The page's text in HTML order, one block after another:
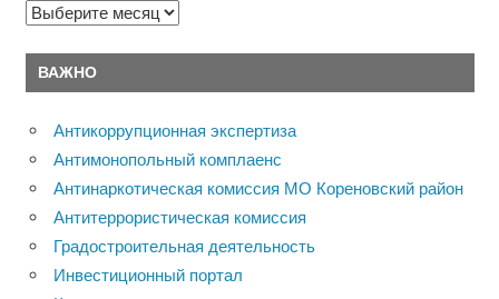
Архивы
ВАЖНО
Антикоррупционная экспертиза
Антимонопольный комплаенс
Антинаркотическая комиссия МО Кореновский район
Антитеррористическая комиссия
Градостроительная деятельность
Инвестиционный портал